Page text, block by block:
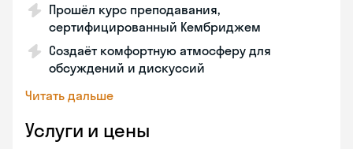
Прошёл курс преподавания,
сертифицированный Кембриджем
Создаёт комфортную атмосферу для
обсуждений и дискуссий
Читать дальше
Услуги и цены